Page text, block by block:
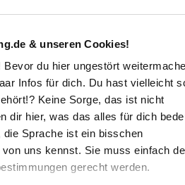
& unseren Cookies!
du hier ungestört
Infos für dich. Du hast vielleicht
Keine Sorge, das ist nicht
dir hier, was das alles für dich
Sprache ist ein bisschen
uns kennst. Sie muss einfach
gerecht werden.
680
Kreuzes
zeichnet uns als
unserer Bewerber kennen uns
4.500 Blutspendetermine,